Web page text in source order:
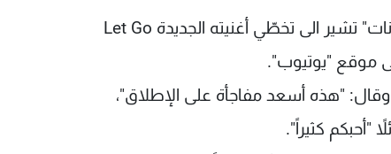
تشير الى تخطّي أغنيته الجديدة Let Go
وقال: "هذه أسعد مفاجأة على الإطلاق"،
"أحبكم كثيراً".